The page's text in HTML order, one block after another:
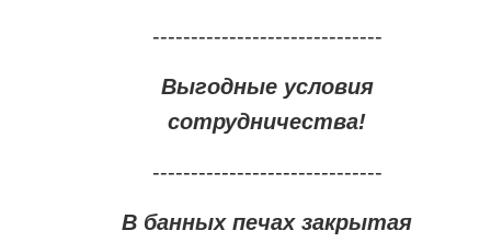
------------------------------
Выгодные условия
сотрудничества!
------------------------------
В банных печах закрытая